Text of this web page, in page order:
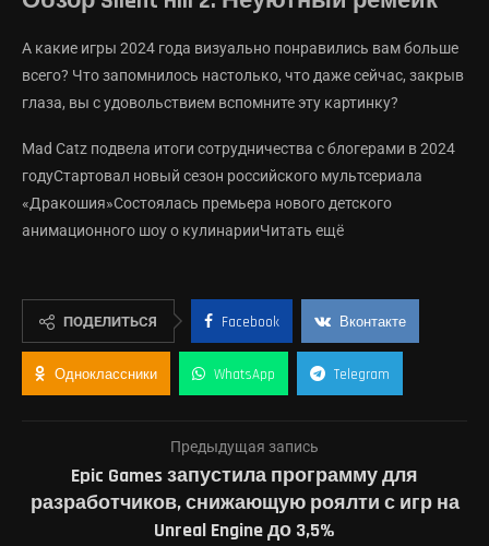
А какие игры 2024 года визуально понравились вам больше
всего? Что запомнилось настолько, что даже сейчас, закрыв
глаза, вы с удовольствием вспомните эту картинку?
Mad Catz подвела итоги сотрудничества с блогерами в 2024
годуСтартовал новый сезон российского мультсериала
«Дракошия»Состоялась премьера нового детского
анимационного шоу о кулинарииЧитать ещё
ПОДЕЛИТЬСЯ Facebook Вконтакте
Одноклассники WhatsApp Telegram
Предыдущая запись
Epic Games запустила программу для
разработчиков, снижающую роялти с игр на
Unreal Engine до 3,5%